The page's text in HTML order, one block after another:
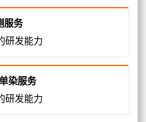
服务
研发能力
染服务
研发能力